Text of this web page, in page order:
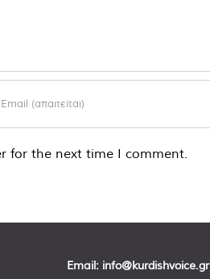
for the next time I comment.
Email: info@kurdishvoice.gr